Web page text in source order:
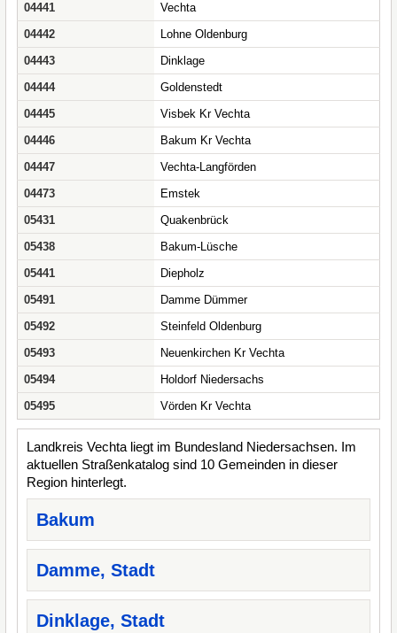
04441
Vechta
04442
Lohne Oldenburg
04443
Dinklage
04444
Goldenstedt
04445
Visbek Kr Vechta
04446
Bakum Kr Vechta
04447
Vechta-Langförden
04473
Emstek
05431
Quakenbrück
05438
Bakum-Lüsche
05441
Diepholz
05491
Damme Dümmer
05492
Steinfeld Oldenburg
05493
Neuenkirchen Kr Vechta
05494
Holdorf Niedersachs
05495
Vörden Kr Vechta
Landkreis Vechta liegt im Bundesland Niedersachsen. Im
aktuellen Straßenkatalog sind 10 Gemeinden in dieser
Region hinterlegt.
Bakum
Damme, Stadt
Dinklage, Stadt